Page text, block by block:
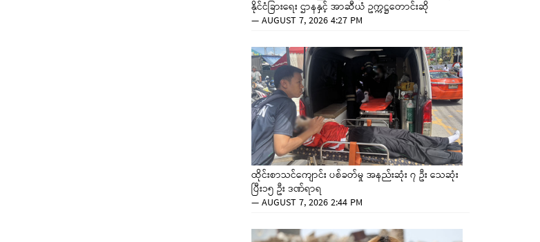
နိုင်ငံခြားရေး ဌာနနှင့် အာဆီယံ ဥက္ကဋ္ဌတောင်းဆို
—AUGUST 7, 2026 4:27 PM
ထိုင်းစာသင်ကျောင်း ပစ်ခတ်မှု အနည်းဆုံး ၇ ဦး သေဆုံး
ပြီး၁၅ ဦး ဒဏ်ရာရ
—AUGUST 7, 2026 2:44 PM